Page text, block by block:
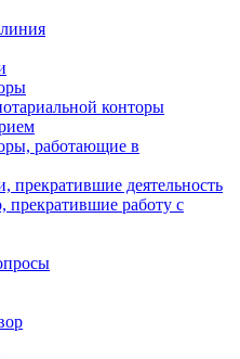
конторы
работающие в
прекратившие деятельность
работу с